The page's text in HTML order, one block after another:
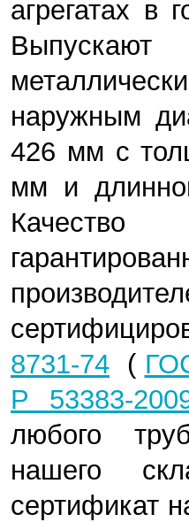
агрегатах в
Выпускают
наружным
426 мм с
мм и
8731-74 (
Р 53383-
любого
нашего
сертификат